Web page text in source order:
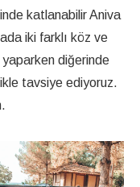
katlanabilir Aniva
iki farklı köz ve
diğerinde
tavsiye ediyoruz.